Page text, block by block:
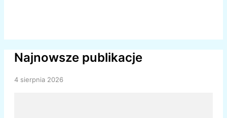
Najnowsze publikacje
4 sierpnia 2026